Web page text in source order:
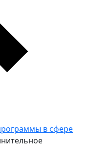
в сфере